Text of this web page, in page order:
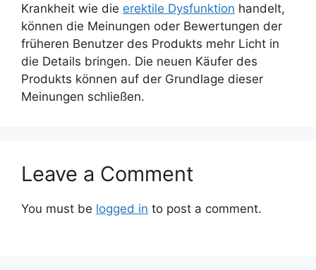
Krankheit wie die erektile Dysfunktion handelt,
können die Meinungen oder Bewertungen der
früheren Benutzer des Produkts mehr Licht in
die Details bringen. Die neuen Käufer des
Produkts können auf der Grundlage dieser
Meinungen schließen.
Leave a Comment
You must be logged in to post a comment.